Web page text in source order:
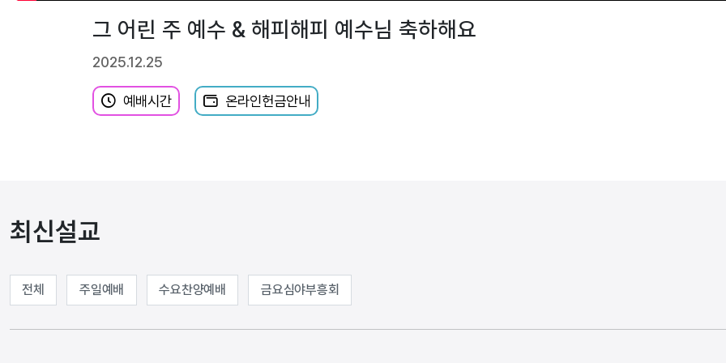
그 어린 주 예수 & 해피해피 예수님 축하해요
2025.12.25
예배시간 온라인헌금안내
최신설교
전체 주일예배 수요찬양예배 금요심야부흥회